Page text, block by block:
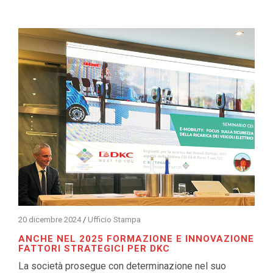
20 dicembre 2024 / Ufficio Stampa
ANCHE NEL 2025 FORMAZIONE E INNOVAZIONE
FATTORI STRATEGICI PER DKC
La società prosegue con determinazione nel suo